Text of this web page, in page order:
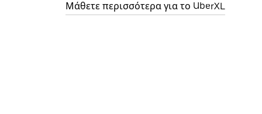
Μάθετε περισσότερα για το UberXL